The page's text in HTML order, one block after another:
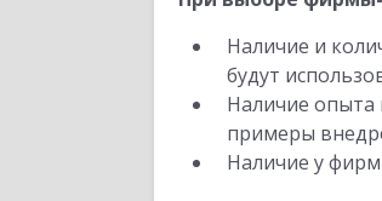
Наличие и
будут
Наличие опыта
примеры
Наличие у